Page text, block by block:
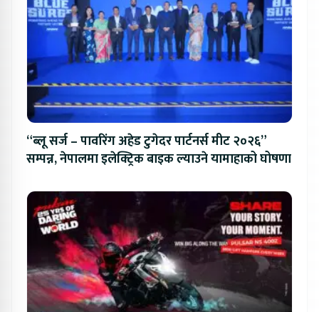
“ब्लू सर्ज – पावरिंग अहेड टुगेदर पार्टनर्स मीट २०२६”
सम्पन्न, नेपालमा इलेक्ट्रिक बाइक ल्याउने यामाहाको घोषणा